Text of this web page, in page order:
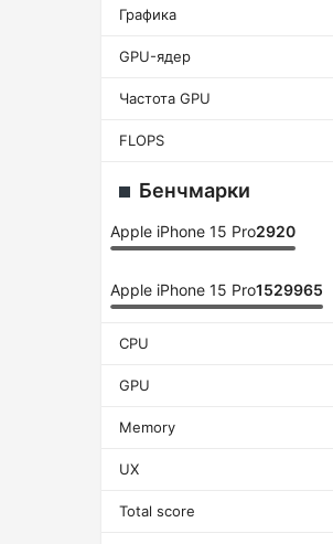
Графика
GPU-ядер
Частота GPU
FLOPS
Бенчмарки
Apple iPhone 15 Pro2920
Apple iPhone 15 Pro1529965
CPU
GPU
Memory
UX
Total score